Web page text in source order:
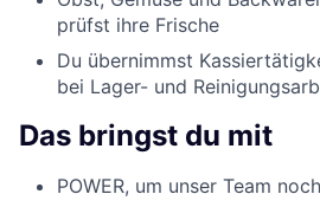
prüfst ihre Frische
Du übernimmst
bei Lager- und
Das bringst du mit
POWER, um unser Team